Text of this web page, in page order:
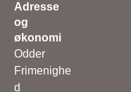
Adresse
og
økonomi
Odder
Frimenighe
d